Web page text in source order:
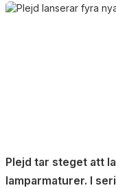
Plejd tar steget att
lamparmaturer. I